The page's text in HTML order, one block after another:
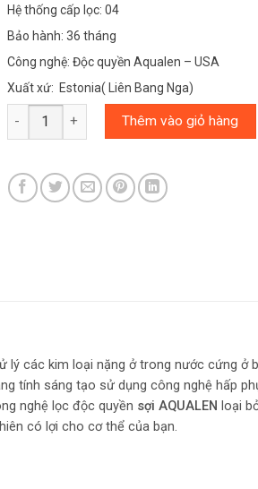
Hệ thống cấp lọc: 04
Bảo hành: 36 tháng
Công nghệ: Độc quyền Aqualen – USA
Xuất xứ: Estonia( Liên Bang Nga)
MÁY LỌC NƯỚC AQUAPHOR CRYSTAL
Thêm vào giỏ hàng
các kim loại nặng ở trong nước cứng ở
tính sáng tạo sử dụng công nghệ hấp
nghệ lọc độc quyền sợi AQUALEN loại
có lợi cho cơ thể của bạn.